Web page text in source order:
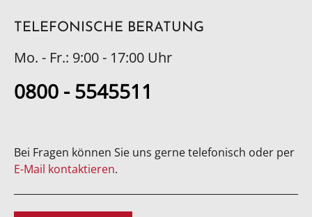
TELEFONISCHE BERATUNG
Mo. - Fr.: 9:00 - 17:00 Uhr
0800 - 5545511
Bei Fragen können Sie uns gerne telefonisch oder per
E-Mail kontaktieren.